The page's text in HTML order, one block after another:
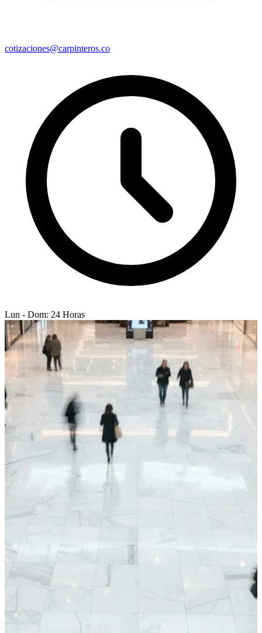
cotizaciones@carpinteros.co
Lun - Dom: 24 Horas